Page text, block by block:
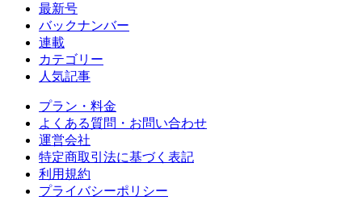
最新号
バックナンバー
連載
カテゴリー
人気記事
プラン・料金
よくある質問・お問い合わせ
運営会社
特定商取引法に基づく表記
利用規約
プライバシーポリシー